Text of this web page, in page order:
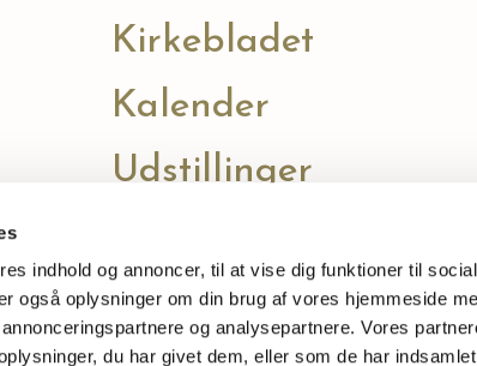
indhold og annoncer, til at vise dig funktioner til
også oplysninger om din brug af vores hjemmeside
og analysepartnere. Vores
du har givet dem, eller som de har
Kirkebladet
Kalender
Udstillinger